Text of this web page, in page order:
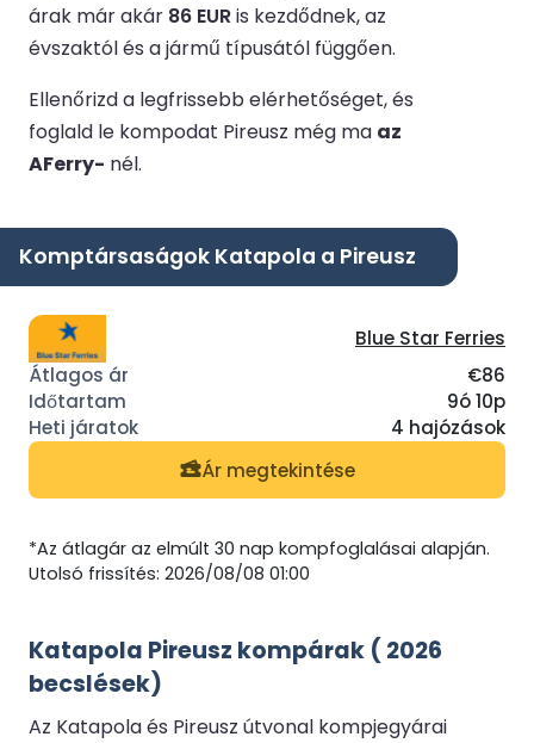
árak már akár 86 EURis kezdődnek, az
évszaktól és a jármű típusától függően.
Ellenőrizd a legfrissebb elérhetőséget, és
foglald le kompodat Pireusz még ma az
AFerry- nél.
Komptársaságok Katapola a Pireusz
Blue Star Ferries
€86
9ó 10p
4 hajózások
Ár megtekintése
*Az átlagár az elmúlt 30 nap kompfoglalásai alapján.
Utolsó frissítés: 2026/08/08 01:00
Katapola Pireusz kompárak ( 2026
becslések)
Az Katapola és Pireusz útvonal kompjegyárai